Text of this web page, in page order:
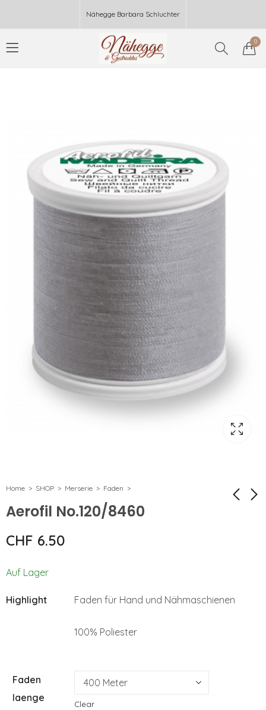
Nähegge Barbara Schluchter
0
Home SHOP Merserie Faden
Aerofil No.120/8460
CHF 6.50
Auf Lager
Highlight Faden für Hand und Nähmaschienen
100% Poliester
Faden
laenge
Clear